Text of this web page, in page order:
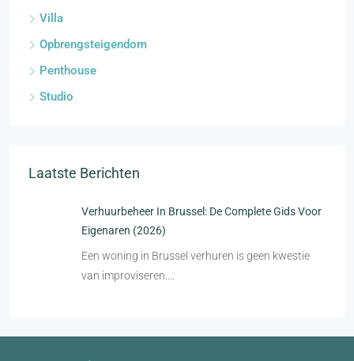
Villa
Opbrengsteigendom
Penthouse
Studio
Laatste Berichten
Verhuurbeheer In Brussel: De Complete Gids Voor
Eigenaren (2026)
Een woning in Brussel verhuren is geen kwestie
van improviseren....